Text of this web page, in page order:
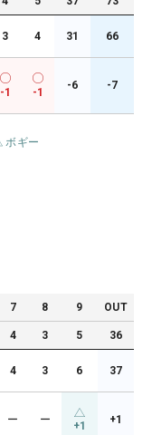
3 4 31 66
-1 -1
-6 -7
ボギー
7 8 9 OUT
4 3 5 36
4 3 6 37
ー ー +1 +1